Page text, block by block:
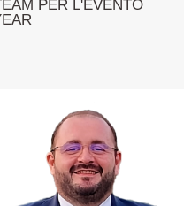
PER L'EVENTO